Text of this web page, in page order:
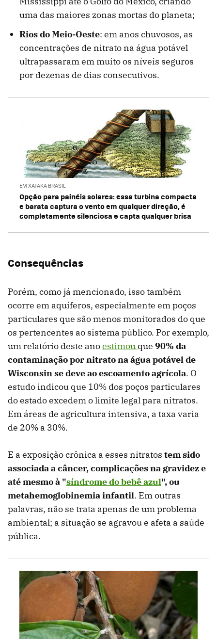
uma das maiores zonas mortas do planeta;
Rios do Meio-Oeste: em anos chuvosos, as
concentrações de nitrato na água potável
ultrapassaram em muito os níveis seguros
por dezenas de dias consecutivos.
EM XATAKA BRASIL
Opção para painéis solares: essa turbina compacta
e barata captura o vento em qualquer direção, é
completamente silenciosa e capta qualquer brisa
Consequências
Porém, como já mencionado, isso também
ocorre em aquíferos, especialmente em poços
particulares que são menos monitorados do que
os pertencentes ao sistema público. Por exemplo,
um relatório deste anoestimou que 90% da
contaminação por nitrato na água potável de
Wisconsin se deve ao escoamento agrícola. O
estudo indicou que 10% dos poços particulares
do estado excedem o limite legal para nitratos.
Em áreas de agricultura intensiva, a taxa varia
de 20% a 30%.
E a exposição crônica a esses nitratos tem sido
associada a câncer, complicações na gravidez e
até mesmo à "síndrome do bebê azul", ou
metahemoglobinemia infantil. Em outras
palavras, não se trata apenas de um problema
ambiental; a situação se agravou e afeta a saúde
pública.